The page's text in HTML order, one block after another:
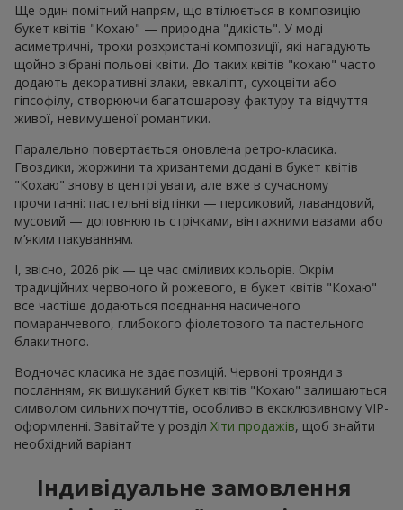
Ще один помітний напрям, що втілюється в композицію
букет квітів "Кохаю" — природна "дикість". У моді
асиметричні, трохи розхристані композиції, які нагадують
щойно зібрані польові квіти. До таких квітів "кохаю" часто
додають декоративні злаки, евкаліпт, сухоцвіти або
гіпсофілу, створюючи багатошарову фактуру та відчуття
живої, невимушеної романтики.
Паралельно повертається оновлена ретро-класика.
Гвоздики, жоржини та хризантеми додані в букет квітів
"Кохаю" знову в центрі уваги, але вже в сучасному
прочитанні: пастельні відтінки — персиковий, лавандовий,
мусовий — доповнюють стрічками, вінтажними вазами або
м’яким пакуванням.
І, звісно, 2026 рік — це час сміливих кольорів. Окрім
традиційних червоного й рожевого, в букет квітів "Кохаю"
все частіше додаються поєднання насиченого
помаранчевого, глибокого фіолетового та пастельного
блакитного.
Водночас класика не здає позицій. Червоні троянди з
посланням, як вишуканий букет квітів "Кохаю" залишаються
символом сильних почуттів, особливо в ексклюзивному VIP-
оформленні. Завітайте у розділ Хіти продажів, щоб знайти
необхідний варіант
Індивідуальне замовлення